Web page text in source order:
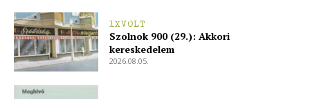
1XVOLT
Szolnok 900 (29.): Akkori
kereskedelem
2026.08.05.